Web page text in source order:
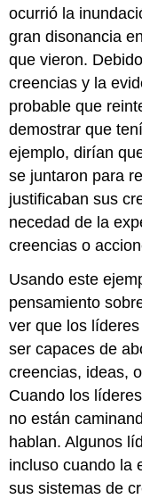
ocurrió la
gran disonancia
que vieron.
creencias y la
probable que
demostrar que
ejemplo, dirían
se juntaron para
justificaban sus
necedad de la
creencias o
Usando este
pensamiento
ver que los
ser capaces de
creencias, ideas,
Cuando los
no están
hablan. Algunos
incluso cuando la
sus sistemas de